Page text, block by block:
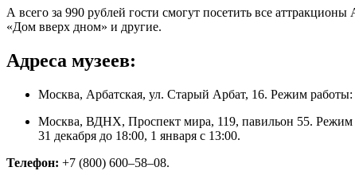
А всего за 990 рублей гости смогут посетить все
«Дом вверх дном» и другие.
Адреса музеев:
Москва, Арбатская, ул. Старый Арбат, 16. Режим работы:
Москва, ВДНХ, Проспект мира, 119, павильон 55. Режим
31 декабря до 18:00, 1 января с 13:00.
Телефон: +7 (800) 600–58–08.